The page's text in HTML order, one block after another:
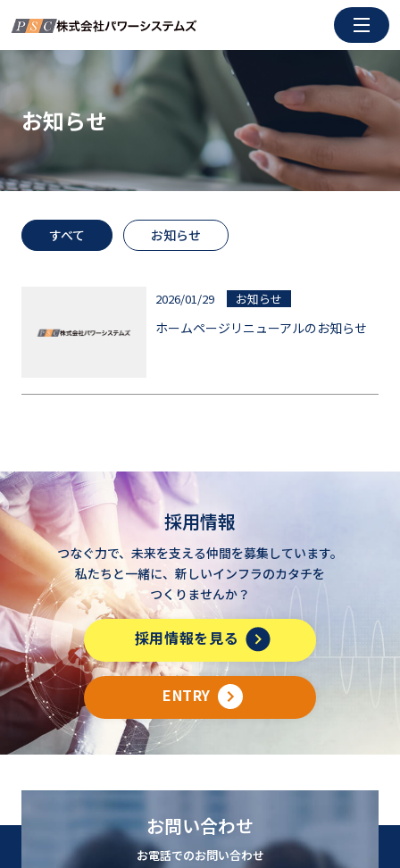
ン
テ
に
キ
ッ
お知らせ
すべて お知らせ
2026/01/29 お知らせ
ホームページリニューアルのお知らせ
採用情報
つなぐ力で、未来を支える仲間を募集しています。
私たちと一緒に、新しいインフラのカタチを
つくりませんか？
採用情報を見る
ENTRY
お問い合わせ
お電話でのお問い合わせ